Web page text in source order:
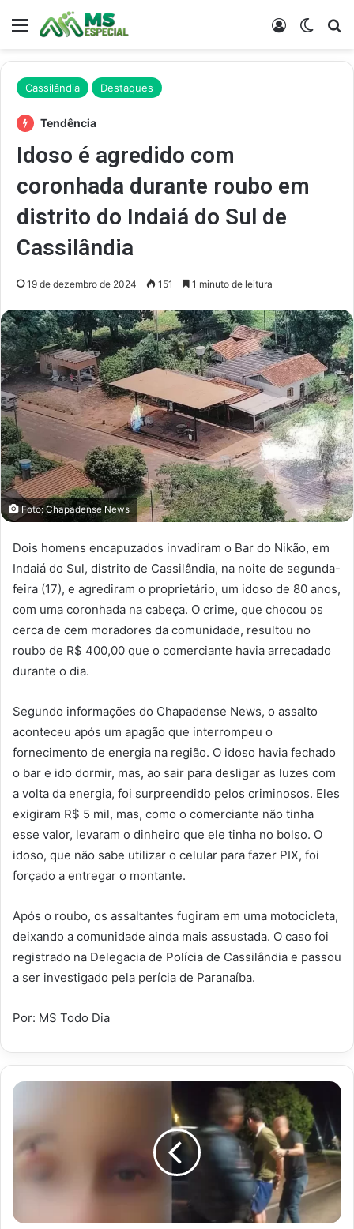
Menu Entrar
Cassilândia Destaques
Tendência
Idoso é agredido com
coronhada durante roubo em
distrito do Indaiá do Sul de
Cassilândia
19 de dezembro de 2024 151 1 minuto de leitura
Foto: Chapadense News
Dois homens encapuzados invadiram o Bar do Nikão, em
Indaiá do Sul, distrito de Cassilândia, na noite de segunda-
feira (17), e agrediram o proprietário, um idoso de 80 anos,
com uma coronhada na cabeça. O crime, que chocou os
cerca de cem moradores da comunidade, resultou no
roubo de R$ 400,00 que o comerciante havia arrecadado
durante o dia.
Segundo informações do Chapadense News, o assalto
aconteceu após um apagão que interrompeu o
fornecimento de energia na região. O idoso havia fechado
o bar e ido dormir, mas, ao sair para desligar as luzes com
a volta da energia, foi surpreendido pelos criminosos. Eles
exigiram R$ 5 mil, mas, como o comerciante não tinha
esse valor, levaram o dinheiro que ele tinha no bolso. O
idoso, que não sabe utilizar o celular para fazer PIX, foi
forçado a entregar o montante.
Após o roubo, os assaltantes fugiram em uma motocicleta,
deixando a comunidade ainda mais assustada. O caso foi
registrado na Delegacia de Polícia de Cassilândia e passou
a ser investigado pela perícia de Paranaíba.
Por: MS Todo Dia